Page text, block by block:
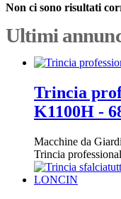
Non ci sono risultati
Ultimi
Trincia
K1100H -
Macchine da
Trincia